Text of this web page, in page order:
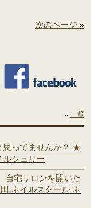
次のページ »
一覧
思ってませんか？ ★
ルシュリー
自宅サロンを開いた
ネイルスクール ネ